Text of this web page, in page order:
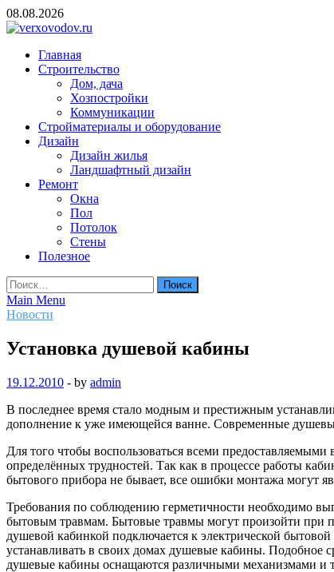
Skip
to
08.08.2026
verxovodov.ru
Ремонт и строительство
Главная
Строительство
Дом, дача
Хозпостройки
Коммуникации
Стройматериалы и оборудование
Дизайн
Дизайн жилья
Ландшафтный дизайн
Ремонт
Окна
Пол
Потолок
Стены
Полезное
Найти:
Main Menu
Новости
Установка душевой кабины
19.12.2010 - by admin
В последнее время стало модным и престижным
дополнение к уже имеющейся ванне. Современные
Для того чтобы воспользоваться всеми
определённых трудностей. Так как в процессе работы
бытового прибора не бывает, все ошибки монтажа могут
Требования по соблюдению герметичности необходимо
бытовым травмам. Бытовые травмы могут произойти при
душевой кабинкой подключается к электрической
устанавливать в своих домах душевые кабины. Подобное
душевые кабины оснащаются различными механизмами и